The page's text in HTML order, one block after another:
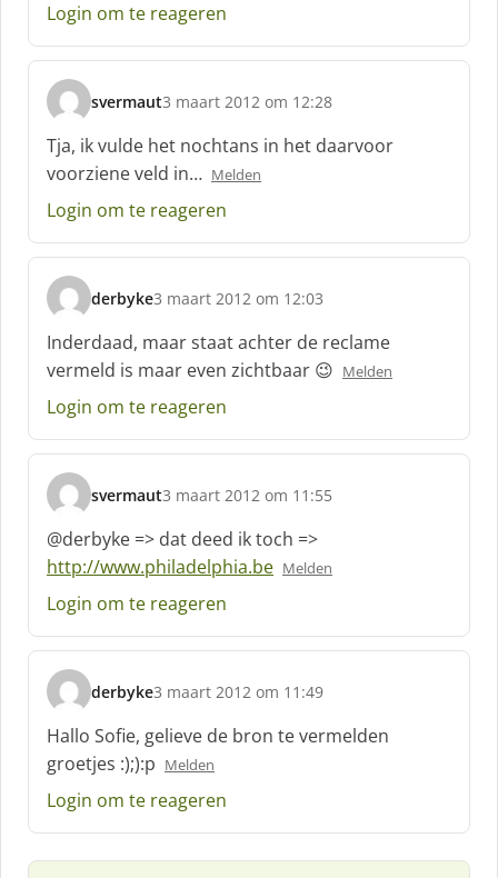
:Login om te reageren
svermaut
s
c
h
r
e
f
3 maart 2012 om 12:28
Tja, ik vulde het nochtans in het daarvoor
voorziene veld in… Melden
Login om te reageren
derbyke
s
c
h
r
e
f
3 maart 2012 om 12:03
Inderdaad, maar staat achter de reclame
vermeld is maar even zichtbaar 😉 Melden
Login om te reageren
svermaut
s
c
h
r
e
f
3 maart 2012 om 11:55
@derbyke => dat deed ik toch =>
http://www.philadelphia.be Melden
Login om te reageren
derbyke
s
c
h
r
e
:
3 maart 2012 om 11:49
Hallo Sofie, gelieve de bron te vermelden
groetjes :);):p Melden
Login om te reageren